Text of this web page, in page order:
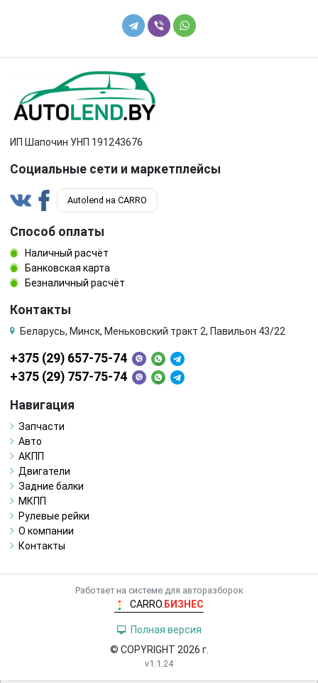
ИП Шапочин УНП 191243676
Социальные сети и маркетплейсы
Autolend на CARRO
Способ оплаты
Наличный расчёт
Банковская карта
Безналичный расчёт
Контакты
Беларусь, Минск, Меньковский тракт 2, Павильон 43/22
+375 (29) 657-75-74
+375 (29) 757-75-74
Навигация
Запчасти
Авто
АКПП
Двигатели
Задние балки
МКПП
Рулевые рейки
О компании
Контакты
Работает на системе для авторазборок
CARRO. БИЗНЕС
Полная версия
© COPYRIGHT 2026 г.
v1.1.24